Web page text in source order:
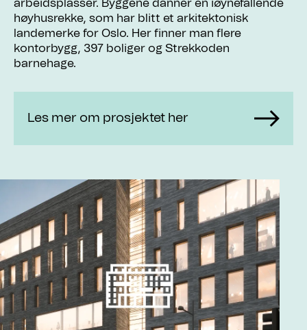
arbeidsplasser. Byggene danner en iøynefallende
høyhusrekke, som har blitt et arkitektonisk
landemerke for Oslo. Her finner man flere
kontorbygg, 397 boliger og Strekkoden
barnehage.
Les mer om prosjektet her